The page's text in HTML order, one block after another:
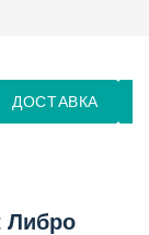
ДОСТАВКА
Либро